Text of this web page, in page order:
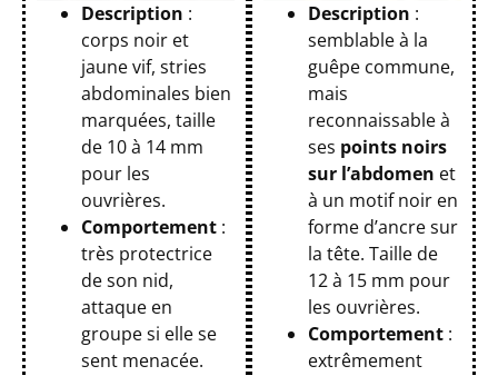
Description :
corps noir et
jaune vif, stries
abdominales bien
marquées, taille
de 10 à 14 mm
pour les
ouvrières.
Comportement :
très protectrice
de son nid,
attaque en
groupe si elle se
sent menacée.
Description :
semblable à la
guêpe commune,
mais
reconnaissable à
ses points noirs
sur l’abdomen et
à un motif noir en
forme d’ancre sur
la tête. Taille de
12 à 15 mm pour
les ouvrières.
Comportement :
extrêmement